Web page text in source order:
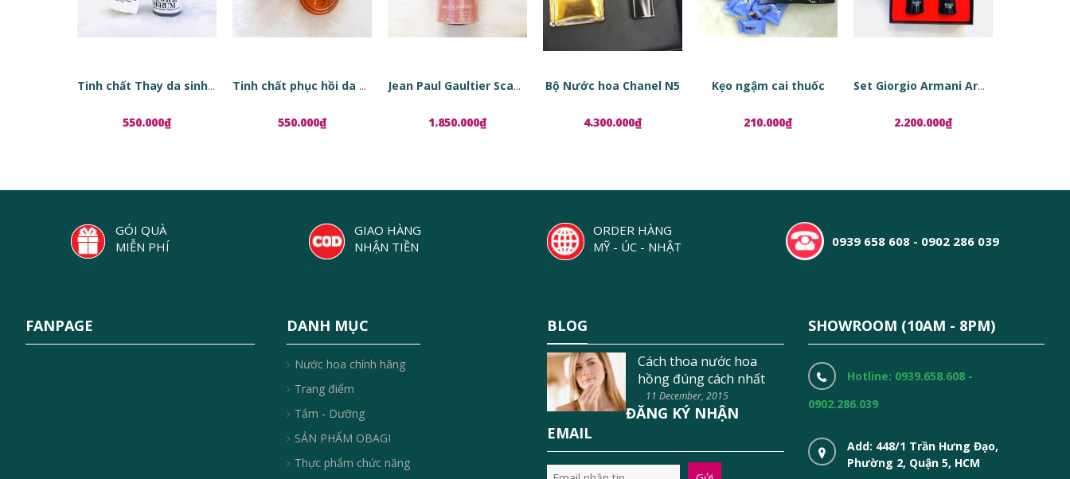
Tinh chất Thay da sinh học Red Peel Tingle Serum
550.000₫
Tinh chất phục hồi da dạng viên nang Estée Lauder Advanced Night Repair Ampoules
550.000₫
Jean Paul Gaultier Scandal EDP
1.850.000₫
Bộ Nước hoa Chanel N5
4.300.000₫
Kẹo ngậm cai thuốc
210.000₫
Set Giorgio Armani Armani Code
2.200.000₫
GÓI QUÀ
MIỄN PHÍ
GIAO HÀNG
NHẬN TIỀN
ORDER HÀNG
MỸ - ÚC - NHẬT
0939 658 608 - 0902 286 039
FANPAGE DANH MỤC
Nước hoa chính hãng
Trang điểm
Tắm - Dưỡng
SẢN PHẨM OBAGI
Thực phẩm chức năng
BLOG
Cách thoa nước hoa
hồng đúng cách nhất
11 December, 2015
ĐĂNG KÝ NHẬN
EMAIL
SHOWROOM (10AM - 8PM)
Hotline: 0939.658.608 -
0902.286.039
Add: 448/1 Trần Hưng Đạo,
Phường 2, Quận 5, HCM